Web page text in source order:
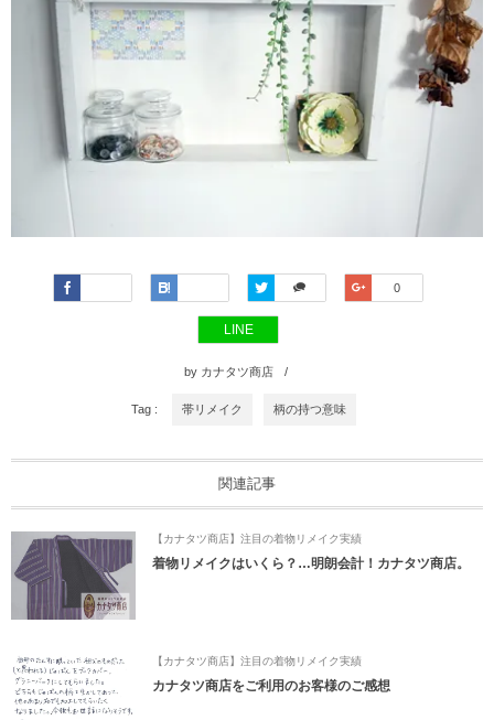
Twitter Google+
0
LINE
by カナタツ商店
Tag : 帯リメイク 柄の持つ意味
関連記事
【カナタツ商店】注目の着物リメイク実績
着物リメイクはいくら？…明朗会計！カナタツ商店。
【カナタツ商店】注目の着物リメイク実績
カナタツ商店をご利用のお客様のご感想